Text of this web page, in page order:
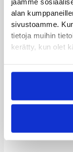
alan
sivustoamme.
tietoja muihin
kerätty, kun olet
Currex Med
Procare
Elements
Aircast